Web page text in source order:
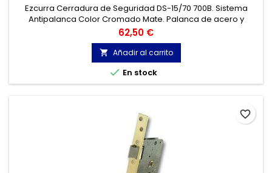
Ezcurra Cerradura de Seguridad DS-15/70 700B. Sistema
Antipalanca Color Cromado Mate. Palanca de acero y
picaporte reversible. Entrada 50 mm. Cilindro de seguridad
ds1570 desc. Escudo 410p.
Precio
62,50 €
 Añadir al carrito
 En stock
favorite_border